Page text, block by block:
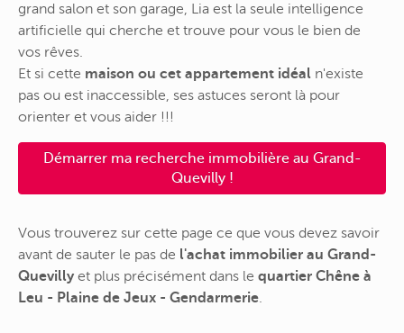
grand salon et son garage, Lia est la seule intelligence
artificielle qui cherche et trouve pour vous le bien de
vos rêves.
Et si cette maison ou cet appartement idéal n'existe
pas ou est inaccessible, ses astuces seront là pour
orienter et vous aider !!!
Démarrer ma recherche immobilière au Grand-
Quevilly !
Vous trouverez sur cette page ce que vous devez savoir
avant de sauter le pas de l'achat immobilier au Grand-
Quevilly et plus précisément dans le quartier Chêne à
Leu - Plaine de Jeux - Gendarmerie.